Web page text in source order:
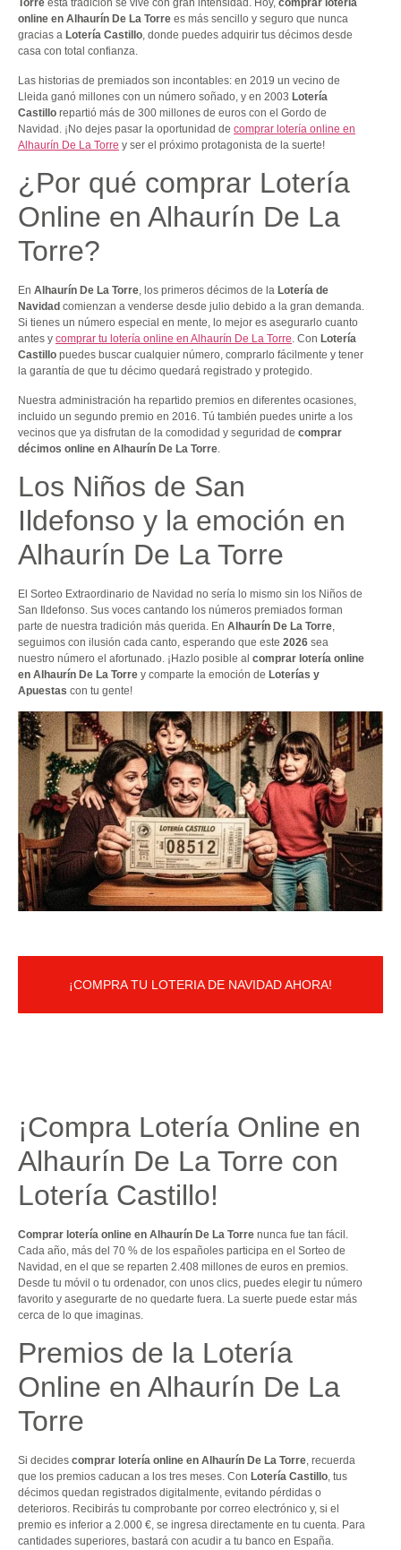
Torre esta tradición se vive con gran intensidad. Hoy, comprar lotería
online en Alhaurín De La Torre es más sencillo y seguro que nunca
gracias a Lotería Castillo, donde puedes adquirir tus décimos desde
casa con total confianza.
Las historias de premiados son incontables: en 2019 un vecino de
Lleida ganó millones con un número soñado, y en 2003 Lotería
Castillo repartió más de 300 millones de euros con el Gordo de
Navidad. ¡No dejes pasar la oportunidad de comprar lotería online en
Alhaurín De La Torre y ser el próximo protagonista de la suerte!
¿Por qué comprar Lotería
Online en Alhaurín De La
Torre?
En Alhaurín De La Torre, los primeros décimos de la Lotería de
Navidad comienzan a venderse desde julio debido a la gran demanda.
Si tienes un número especial en mente, lo mejor es asegurarlo cuanto
antes y comprar tu lotería online en Alhaurín De La Torre. Con Lotería
Castillo puedes buscar cualquier número, comprarlo fácilmente y tener
la garantía de que tu décimo quedará registrado y protegido.
Nuestra administración ha repartido premios en diferentes ocasiones,
incluido un segundo premio en 2016. Tú también puedes unirte a los
vecinos que ya disfrutan de la comodidad y seguridad de comprar
décimos online en Alhaurín De La Torre
Los Niños de San
Ildefonso y la emoción en
Alhaurín De La Torre
El Sorteo Extraordinario de Navidad no sería lo mismo sin los Niños de
San Ildefonso. Sus voces cantando los números premiados forman
parte de nuestra tradición más querida. En Alhaurín De La Torre,
seguimos con ilusión cada canto, esperando que este 2026 sea
nuestro número el afortunado. ¡Hazlo posible al comprar lotería online
en Alhaurín De La Torre y comparte la emoción de Loterías y
Apuestas con tu gente!
¡COMPRA TU LOTERIA DE NAVIDAD AHORA!
¡Compra Lotería Online en
Alhaurín De La Torre con
Lotería Castillo!
Comprar lotería online en Alhaurín De La Torre nunca fue tan fácil.
Cada año, más del 70 % de los españoles participa en el Sorteo de
Navidad, en el que se reparten 2.408 millones de euros en premios.
Desde tu móvil o tu ordenador, con unos clics, puedes elegir tu número
favorito y asegurarte de no quedarte fuera. La suerte puede estar más
cerca de lo que imaginas.
Premios de la Lotería
Online en Alhaurín De La
Torre
Si decides comprar lotería online en Alhaurín De La Torre, recuerda
que los premios caducan a los tres meses. Con Lotería Castillo, tus
décimos quedan registrados digitalmente, evitando pérdidas o
deterioros. Recibirás tu comprobante por correo electrónico y, si el
premio es inferior a 2.000 €, se ingresa directamente en tu cuenta. Para
cantidades superiores, bastará con acudir a tu banco en España.